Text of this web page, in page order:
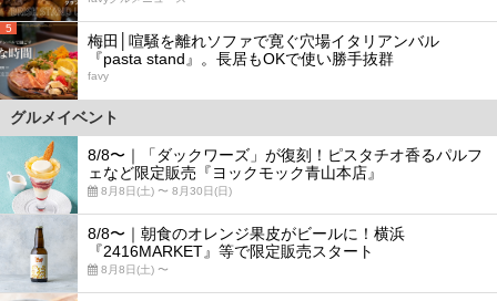
5
梅田│喧騒を離れソファで寛ぐ穴場イタリアンバル
『pasta stand』。長居もOKで使い勝手抜群
favy
グルメイベント
8/8〜｜「ダックワーズ」が復刻！ピスタチオ香るパルフ
ェなど限定販売『ヨックモック青山本店』
8月8日(土) 〜 8月30日(日)
8/8〜｜朝食のオレンジ果皮がビールに！横浜
『2416MARKET』等で限定販売スタート
8月8日(土) 〜